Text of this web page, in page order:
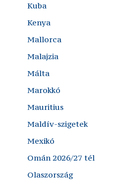
Kuba
Kenya
Mallorca
Malajzia
Málta
Marokkó
Mauritius
Maldív-szigetek
Mexikó
Omán 2026/27 tél
Olaszország